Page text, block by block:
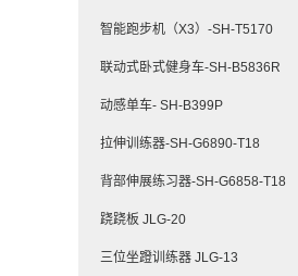
智能跑步机（X3）-SH-T5170
联动式卧式健身车-SH-B5836R
动感单车- SH-B399P
拉伸训练器-SH-G6890-T18
背部伸展练习器-SH-G6858-T18
跷跷板 JLG-20
三位坐蹬训练器 JLG-13